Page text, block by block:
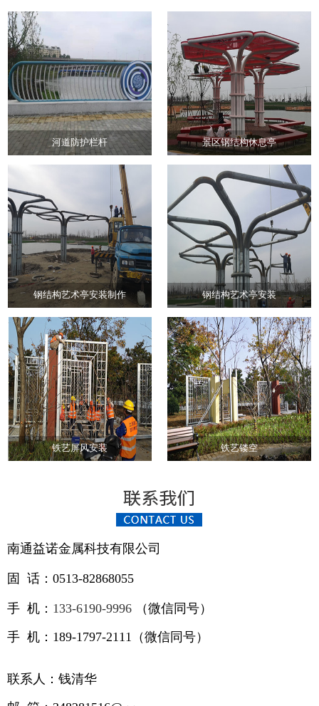
河道防护栏杆 景区钢结构休息亭
钢结构艺术亭安装制作 钢结构艺术亭安装
铁艺屏风安装 铁艺镂空
南通益诺金属科技有限公司
固 话：0513-82868055
手 机： 133-6190-9996 （微信同号）
手 机：189-1797-2111（微信同号）
联系人：钱清华